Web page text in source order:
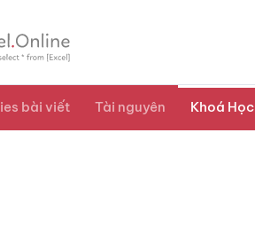
bài viết Tài nguyên Khoá Học